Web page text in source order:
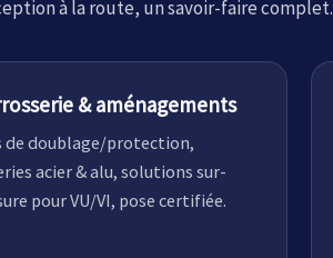
à la route, un savoir-faire complet.
& aménagements
de doublage/protection,
acier & alu, solutions sur-
pour VU/VI, pose certifiée.